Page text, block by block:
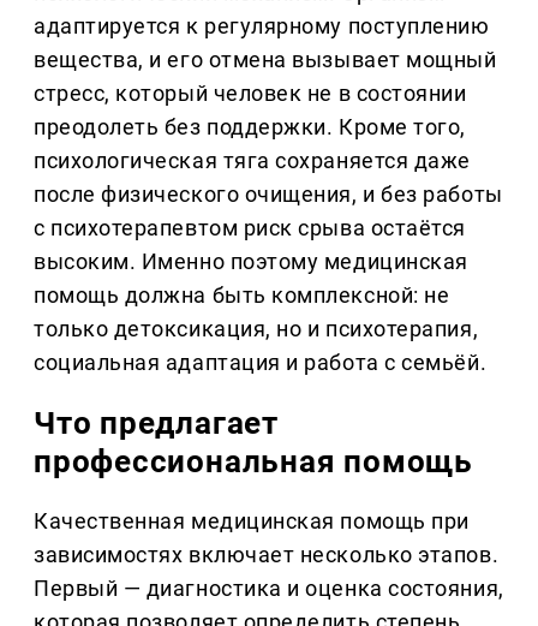
адаптируется к регулярному поступлению
вещества, и его отмена вызывает мощный
стресс, который человек не в состоянии
преодолеть без поддержки. Кроме того,
психологическая тяга сохраняется даже
после физического очищения, и без работы
с психотерапевтом риск срыва остаётся
высоким. Именно поэтому медицинская
помощь должна быть комплексной: не
только детоксикация, но и психотерапия,
социальная адаптация и работа с семьёй.
Что предлагает
профессиональная помощь
Качественная медицинская помощь при
зависимостях включает несколько этапов.
Первый — диагностика и оценка состояния,